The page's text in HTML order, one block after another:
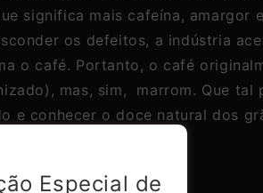
significa mais cafeína, amargor
os defeitos, a indústria
o café. Portanto, o café
mas, sim, marrom. Que tal
e conhecer o doce natural dos
Especial de